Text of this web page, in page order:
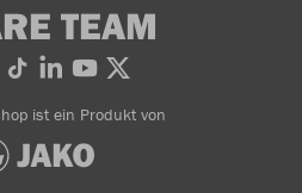
TEAM
ist ein Produkt von